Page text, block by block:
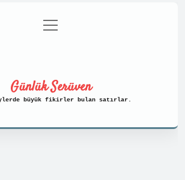
Gizlilik Politikası
menüyü
aç
Günlük Serüven
büyük fikirler bulan satırlar.